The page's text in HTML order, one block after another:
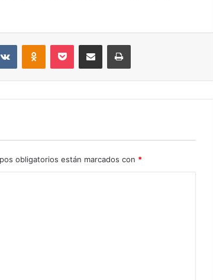
VKontakteOdnoklassniki
Pocket Compartir por correo electrónicoImprimir
obligatorios están marcados con *